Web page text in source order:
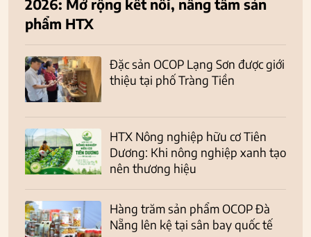
2026: Mở rộng kết nối, nâng tầm sản
phẩm HTX
Đặc sản OCOP Lạng Sơn được giới
thiệu tại phố Tràng Tiền
HTX Nông nghiệp hữu cơ Tiên
Dương: Khi nông nghiệp xanh tạo
nên thương hiệu
Hàng trăm sản phẩm OCOP Đà
Nẵng lên kệ tại sân bay quốc tế